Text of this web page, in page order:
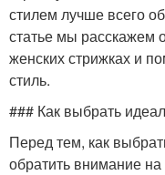
стилем лучше всего
статье мы расскажем
женских стрижках и
стиль.
### Как выбрать
Перед тем, как
обратить внимание